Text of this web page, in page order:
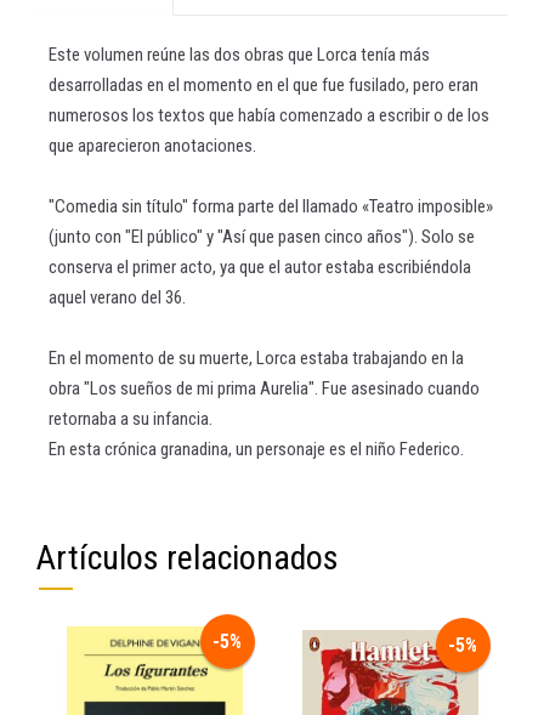
Este volumen reúne las dos obras que Lorca tenía más
desarrolladas en el momento en el que fue fusilado, pero eran
numerosos los textos que había comenzado a escribir o de los
que aparecieron anotaciones.
"Comedia sin título" forma parte del llamado «Teatro imposible»
(junto con "El público" y "Así que pasen cinco años"). Solo se
conserva el primer acto, ya que el autor estaba escribiéndola
aquel verano del 36.
En el momento de su muerte, Lorca estaba trabajando en la
obra "Los sueños de mi prima Aurelia". Fue asesinado cuando
retornaba a su infancia.
En esta crónica granadina, un personaje es el niño Federico.
Artículos relacionados
-5% -5%